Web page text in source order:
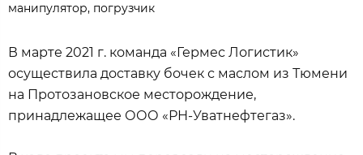
манипулятор, погрузчик
В марте 2021 г. команда «Гермес Логистик»
осуществила доставку бочек с маслом из Тюмени
на Протозановское месторождение,
принадлежащее ООО «РН-Уватнефтегаз».